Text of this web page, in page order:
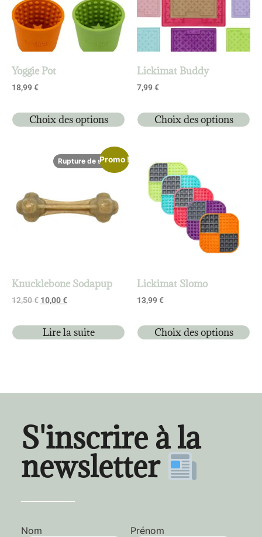
Yoggie Pot
18,99€
Choix des options
Lickimat Buddy
7,99€
Choix des options
Promo !
Rupture de stock
Knucklebone Sodapup
12,50€ 10,00€
Lire la suite
Lickimat Slomo
13,99€
Choix des options
S'inscrire à la
newsletter
Nom Prénom